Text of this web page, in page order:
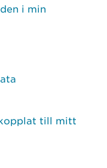
i min
till mitt